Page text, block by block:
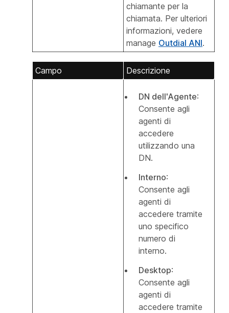
chiamante per la
chiamata. Per ulteriori
informazioni, vedere
manage Outdial ANI.
Campo Descrizione
DN dell'Agente:
Consente agli
agenti di
accedere
utilizzando una
DN.
Interno:
Consente agli
agenti di
accedere tramite
uno specifico
numero di
interno.
Desktop:
Consente agli
agenti di
accedere tramite